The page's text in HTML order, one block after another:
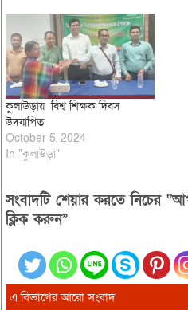
কুলাউড়ায় বিশ্ব শিক্ষক দিবস
উদযাপিত
October 5, 2024
In "কুলাউড়া"
সংবাদটি শেয়ার করতে নিচের
ক্লিক করুন”
এ বিভাগের আরো সংবাদ